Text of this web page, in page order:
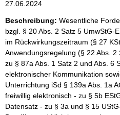
27.06.2024
Beschreibung: Wesentliche
bzgl. § 20 Abs. 2 Satz 5 UmwStG-
im Rückwirkungszeitraum (§ 27
Anwendungsregelung (§ 22 Abs.
zu § 87a Abs. 1 Satz 2 und Abs. 6
elektronischer Kommunikation
Unterrichtung iSd § 139a Abs. 1a
freiwillig elektronisch - zu § 5b
Datensatz - zu § 3a und § 15